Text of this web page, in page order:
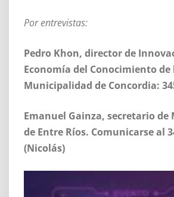
Por entrevistas:
Pedro Khon, director de
Economía del Conocimiento de
Municipalidad de Concordia:
Emanuel Gainza, secretario de
de Entre Ríos. Comunicarse al
(Nicolás)